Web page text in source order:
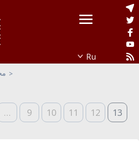
… 9 10 11 12 13